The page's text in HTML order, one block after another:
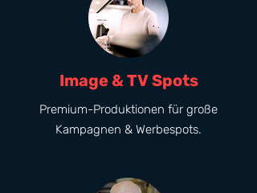
Image & TV Spots
Premium-Produktionen für große
Kampagnen & Werbespots.